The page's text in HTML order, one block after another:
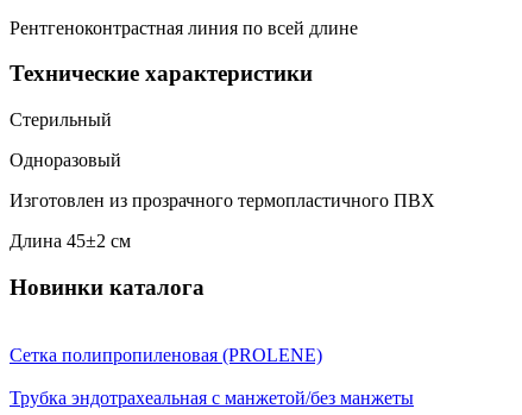
Рентгеноконтрастная линия по всей длине
Технические характеристики
Стерильный
Одноразовый
Изготовлен из прозрачного термопластичного ПВХ
Длина 45±2 см
Новинки каталога
Сетка полипропиленовая (PROLENE)
Трубка эндотрахеальная с манжетой/без манжеты